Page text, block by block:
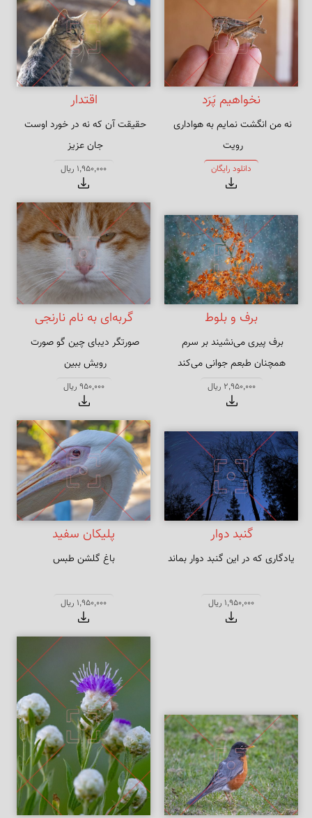
نخواهیم پَرَد
نه من انگشت نمایم به هواداری
که تو انگشت نمایی و خلایق
نگرانت
دانلود رایگان
اقتدار
حقیقت آن که نه در خورد اوست
ولیک درخور امکان و اقتدار منست
1,950,000 ریال
برف و بلوط
همچنان طبعم جوانی می‌کند
2,950,000 ریال
گربه‌ای به نام نارنجی
صورتگر دیبای چین گو صورت
یا صورتی برکش چنین یا توبه کن
صورتگری
950,000 ریال
گنبد دوار
یادگاری که در این گنبد دوار بماند
1,950,000 ریال
پلیکان سفید
باغ گلشن طبس
1,950,000 ریال